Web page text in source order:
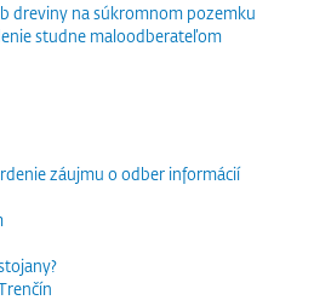
dreviny na súkromnom pozemku
studne maloodberateľom
záujmu o odber informácií